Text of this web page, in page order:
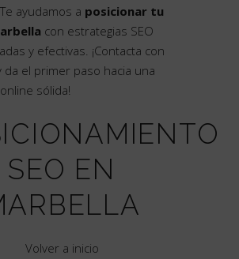
ayudamos a posicionar tu
con estrategias SEO
y efectivas. ¡Contacta con
el primer paso hacia una
sólida!
SEO EN
Volver a inicio